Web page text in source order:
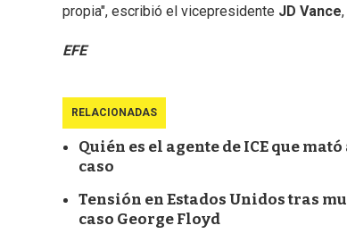
propia", escribió el vicepresidente JD Vance
EFE
RELACIONADAS
Quién es el agente de ICE que
caso
Tensión en Estados Unidos tras
caso George Floyd